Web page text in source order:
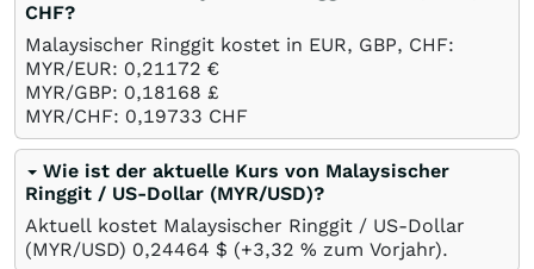
CHF?
Malaysischer Ringgit kostet in EUR, GBP, CHF:
MYR/EUR: 0,21172 €
MYR/GBP: 0,18168 £
MYR/CHF: 0,19733 CHF
Wie ist der aktuelle Kurs von Malaysischer
Ringgit / US-Dollar (MYR/USD)?
Aktuell kostet Malaysischer Ringgit / US-Dollar
(MYR/USD) 0,24464 $ (+3,32 % zum Vorjahr).